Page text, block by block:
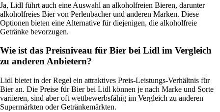
Ja, Lidl führt auch eine Auswahl an alkoholfreien Bieren, darunter
alkoholfreies Bier von Perlenbacher und anderen Marken. Diese
Optionen bieten eine Alternative für diejenigen, die alkoholfreie
Getränke bevorzugen.
Wie ist das Preisniveau für Bier bei Lidl im Vergleich
zu anderen Anbietern?
Lidl bietet in der Regel ein attraktives Preis-Leistungs-Verhältnis für
Bier an. Die Preise für Bier bei Lidl können je nach Marke und Sorte
variieren, sind aber oft wettbewerbsfähig im Vergleich zu anderen
Supermärkten oder Getränkemärkten.